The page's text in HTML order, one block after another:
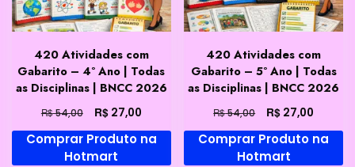
420 Atividades com
Gabarito – 4º Ano | Todas
as Disciplinas | BNCC 2026
R$54,00
preço
original
era:
R$27,00O
preço
atual
Comprar Produto na
Hotmart
420 Atividades com
Gabarito – 5º Ano | Todas
as Disciplinas | BNCC 2026
R$54,00
preço
original
era:
R$ 27,00
preço
atual
Comprar Produto na
Hotmart